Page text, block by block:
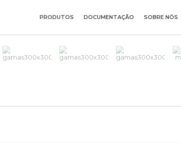
PRODUTOS DOCUMENTAÇÃO SOBRE NÓS